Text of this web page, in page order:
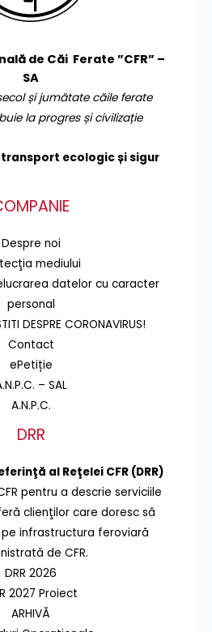
de Căi Ferate ”CFR” –
SA
și jumătate căile ferate
la progres și civilizație
transport ecologic și sigur
Despre noi
mediului
datelor cu caracter
personal
DESPRE CORONAVIRUS!
Contact
ePetiție
– SAL
A.N.P.C.
DRR
al Reţelei CFR (DRR)
pentru a descrie serviciile
clienţilor care doresc să
infrastructura feroviară
de CFR.
DRR 2026
2027 Proiect
ARHIVĂ